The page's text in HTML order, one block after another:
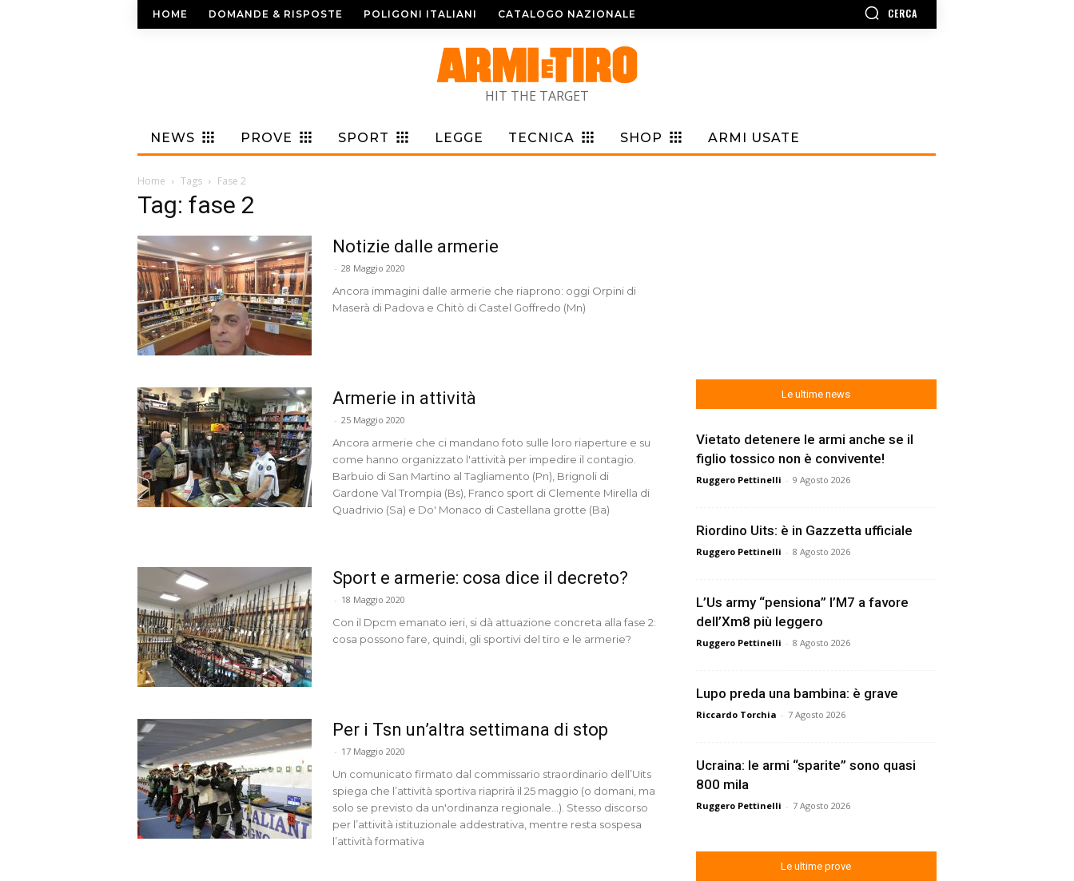
HOME DOMANDE & RISPOSTE POLIGONI ITALIANI CATALOGO NAZIONALE CERCA
HIT THE TARGET
NEWS PROVE SPORT LEGGE TECNICA SHOP ARMI USATE
Home Tags Fase 2
Tag: fase 2
Notizie dalle armerie
- 28 Maggio 2020
Ancora immagini dalle armerie che riaprono: oggi Orpini di
Maserà di Padova e Chitò di Castel Goffredo (Mn)
Armerie in attività
- 25 Maggio 2020
Ancora armerie che ci mandano foto sulle loro riaperture e su
come hanno organizzato l'attività per impedire il contagio.
Barbuio di San Martino al Tagliamento (Pn), Brignoli di
Gardone Val Trompia (Bs), Franco sport di Clemente Mirella di
Quadrivio (Sa) e Do' Monaco di Castellana grotte (Ba)
Sport e armerie: cosa dice il decreto?
- 18 Maggio 2020
Con il Dpcm emanato ieri, si dà attuazione concreta alla fase 2:
cosa possono fare, quindi, gli sportivi del tiro e le armerie?
Per i Tsn un’altra settimana di stop
- 17 Maggio 2020
Un comunicato firmato dal commissario straordinario dell’Uits
spiega che l’attività sportiva riaprirà il 25 maggio (o domani, ma
solo se previsto da un'ordinanza regionale...). Stesso discorso
per l’attività istituzionale addestrativa, mentre resta sospesa
l’attività formativa
Le ultime news
Vietato detenere le armi anche se il
figlio tossico non è convivente!
Ruggero Pettinelli - 9 Agosto 2026
Riordino Uits: è in Gazzetta ufficiale
Ruggero Pettinelli - 8 Agosto 2026
L’Us army “pensiona” l’M7 a favore
dell’Xm8 più leggero
Ruggero Pettinelli - 8 Agosto 2026
Lupo preda una bambina: è grave
Riccardo Torchia - 7 Agosto 2026
Ucraina: le armi “sparite” sono quasi
800 mila
Ruggero Pettinelli - 7 Agosto 2026
Le ultime prove